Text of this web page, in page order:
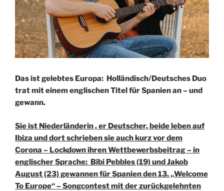
Das ist gelebtes Europa: Holländisch/Deutsches Duo
trat mit einem englischen Titel für Spanien an – und
gewann.
Sie ist Niederländerin , er Deutscher, beide leben auf
Ibiza und dort schrieben sie auch kurz vor dem
Corona – Lockdown ihren Wettbewerbsbeitrag – in
englischer Sprache: Bibi Pebbles (19) und Jakob
August (23) gewannen für Spanien den 13. „Welcome
To Europe“ – Songcontest mit der zurückgelehnten